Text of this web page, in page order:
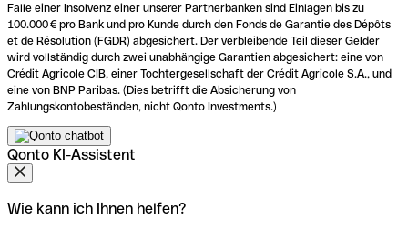
Falle einer Insolvenz einer unserer Partnerbanken sind Einlagen bis zu
100.000 € pro Bank und pro Kunde durch den Fonds de Garantie des Dépôts
et de Résolution (FGDR) abgesichert. Der verbleibende Teil dieser Gelder
wird vollständig durch zwei unabhängige Garantien abgesichert: eine von
Crédit Agricole CIB, einer Tochtergesellschaft der Crédit Agricole S.A., und
eine von BNP Paribas. (Dies betrifft die Absicherung von
Zahlungskontobeständen, nicht Qonto Investments.)
Qonto KI-Assistent
Wie kann ich Ihnen helfen?